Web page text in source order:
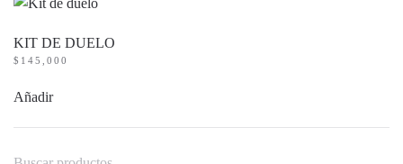
KIT DE DUELO
$ 145,000
Añadir
Buscar